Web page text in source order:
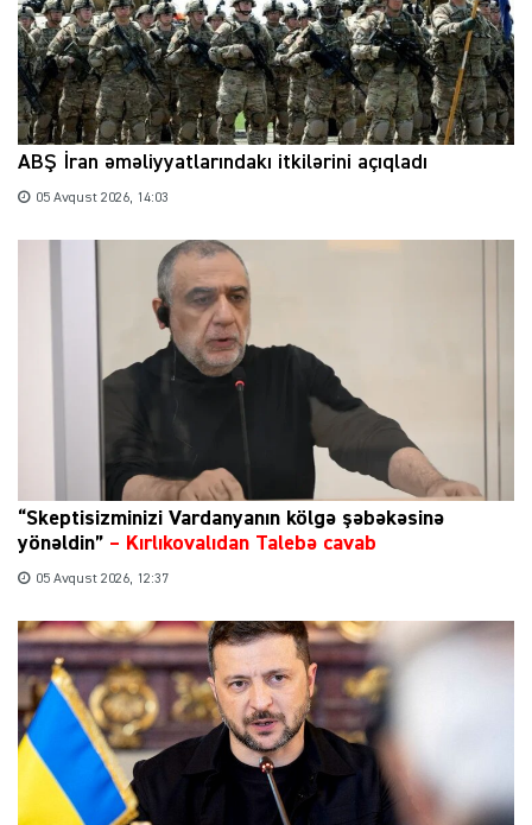
ABŞ İran əməliyyatlarındakı itkilərini açıqladı
05 Avqust 2026, 14:03
“Skeptisizminizi Vardanyanın kölgə şəbəkəsinə
yönəldin” – Kırlıkovalıdan Talebə cavab
05 Avqust 2026, 12:37